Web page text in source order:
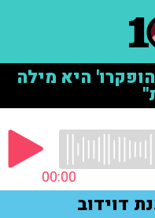
היא מילה
00:00
דוידוב